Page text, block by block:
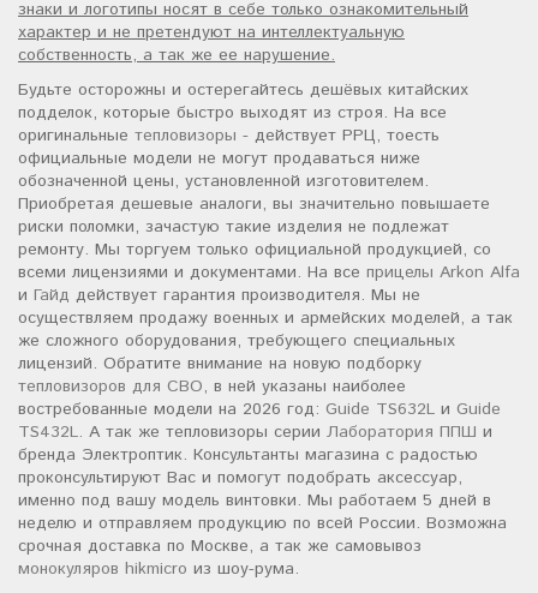
знаки и логотипы носят в себе только ознакомительный
характер и не претендуют на интеллектуальную
собственность, а так же ее нарушение.
Будьте осторожны и остерегайтесь дешёвых китайских
подделок, которые быстро выходят из строя. На все
оригинальные тепловизоры - действует РРЦ, тоесть
официальные модели не могут продаваться ниже
обозначенной цены, установленной изготовителем.
Приобретая дешевые аналоги, вы значительно повышаете
риски поломки, зачастую такие изделия не подлежат
ремонту. Мы торгуем только официальной продукцией, со
всеми лицензиями и документами. На все прицелы Arkon Alfa
и Гайд действует гарантия производителя. Мы не
осуществляем продажу военных и армейских моделей, а так
же сложного оборудования, требующего специальных
лицензий. Обратите внимание на новую подборку
тепловизоров для СВО, в ней указаны наиболее
востребованные модели на 2026 год: Guide TS632L и Guide
TS432L. А так же тепловизоры серии Лаборатория ППШ и
бренда Электроптик. Консультанты магазина с радостью
проконсультируют Вас и помогут подобрать аксессуар,
именно под вашу модель винтовки. Мы работаем 5 дней в
неделю и отправляем продукцию по всей России. Возможна
срочная доставка по Москве, а так же самовывоз
монокуляров hikmicro из шоу-рума.